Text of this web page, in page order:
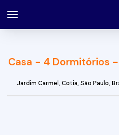
Casa - 4 Dormitórios
Jardim Carmel , Cotia, São Paulo,